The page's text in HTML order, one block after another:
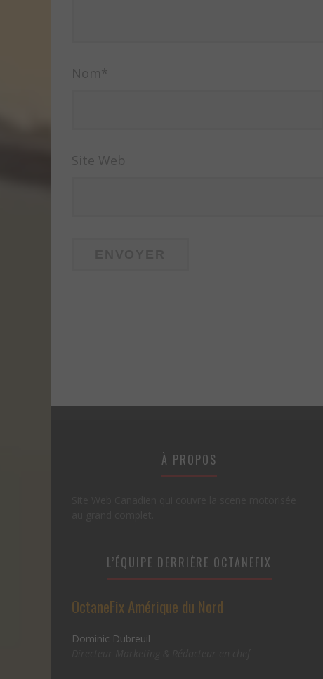
Nom*
Site Web
À PROPOS
L’ÉQUIPE DERRIÈRE OCTANEFIX
OctaneFix Amérique du Nord
Dominic Dubreuil